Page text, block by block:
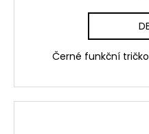
Černé funkční